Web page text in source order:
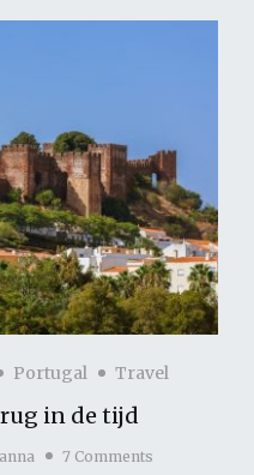
Portugal Travel
in de tijd
7 Comments